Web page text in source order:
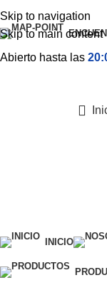
Skip to navigation
Skip to main content
Abierto hasta las
INICIO